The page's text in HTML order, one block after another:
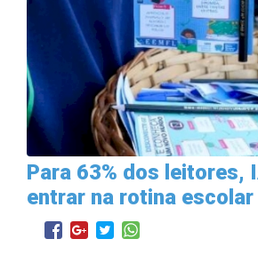
Para 63% dos leitores,
entrar na rotina escolar